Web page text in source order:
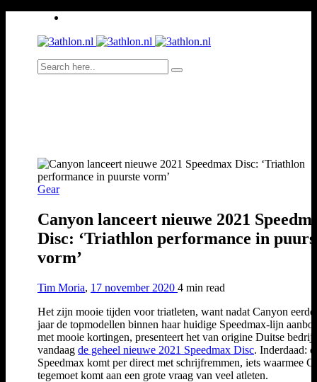
Gear
Canyon lanceert nieuwe 2021
Disc: ‘Triathlon performance in
vorm’
Tim Moria, 17 november 2020 4 min read
Het zijn mooie tijden voor triatleten, want nadat Canyon
jaar de topmodellen binnen haar huidige Speedmax-lijn
met mooie kortingen, presenteert het van origine Duitse bedrijf
vandaag de geheel nieuwe 2021 Speedmax Disc. Inderdaad:
Speedmax komt per direct met schrijfremmen, iets waarmee
tegemoet komt aan een grote vraag van veel atleten.